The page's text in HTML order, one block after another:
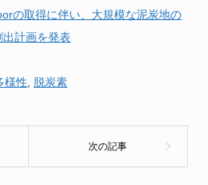
の取得に伴い、大規模な泥炭地の
計画を発表
様性 脱炭素